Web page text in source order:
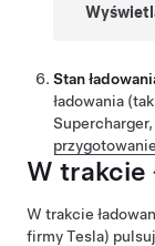
Stan
ładowania
W trakcie
W trakcie
firmy Tesla)